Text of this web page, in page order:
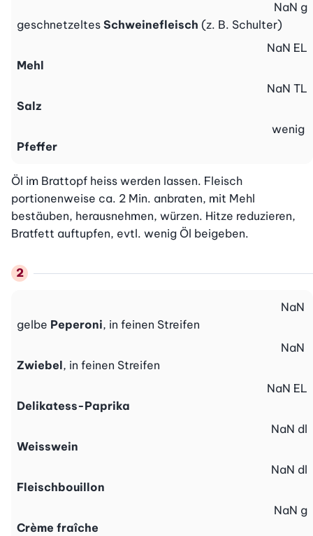
geschnetzeltes Schweinefleisch (z. B. Schulter)
NaN g
Mehl
NaN EL
Salz
NaN TL
Pfeffer
wenig
Öl im Brattopf heiss werden lassen. Fleisch
portionenweise ca. 2 Min. anbraten, mit Mehl
bestäuben, herausnehmen, würzen. Hitze reduzieren,
Bratfett auftupfen, evtl. wenig Öl beigeben.
gelbe Peperoni, in feinen Streifen
NaN
Zwiebel, in feinen Streifen
NaN
Delikatess-Paprika
NaN EL
Weisswein
NaN dl
Fleischbouillon
NaN dl
Crème fraîche
NaN g